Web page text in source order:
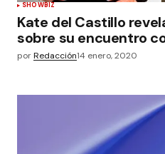
SHOWBIZ
Kate del Castillo
sobre su encuentro
porRedacción14 enero, 2020